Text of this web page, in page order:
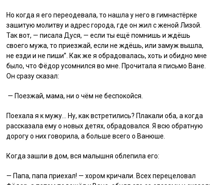
Но когда я его переодевала, то нашла у него в гимнастёрке
зашитую молитву и адрес города, где он жил с женой Лизой.
Так вот, — писала Дуся, — если ты ещё помнишь и ждёшь
своего мужа, то приезжай, если не ждёшь, или замуж вышла,
не езди и не пиши”. Как же я обрадовалась, хоть и обидно мне
было, что Фёдор усомнился во мне. Прочитала я письмо Ване.
Он сразу сказал:
— Поезжай, мама, ни о чём не беспокойся.
Поехала я к мужу… Ну, как встретились? Плакали оба, а когда
рассказала ему о новых детях, обрадовался. Я всю обратную
дорогу о них говорила, а больше всего о Ванюше.
Когда зашли в дом, вся малышня облепила его:
— Папа, папа приехал! — хором кричали. Всех перецеловал